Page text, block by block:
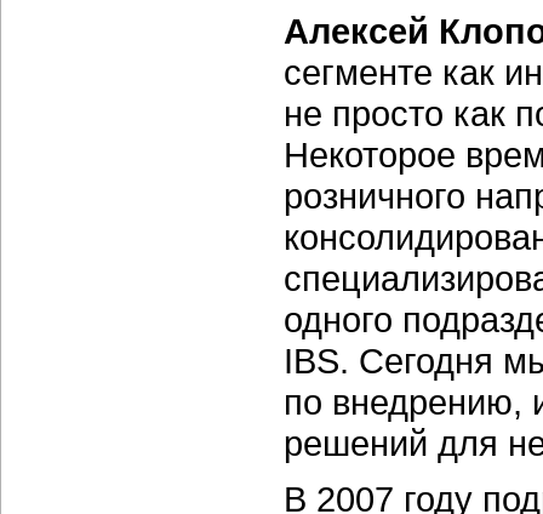
Алексей
сегменте как
не просто как
Некоторое
розничного
одного
IBS. Сегодня
по внедрению,
решений для
В 2007 году